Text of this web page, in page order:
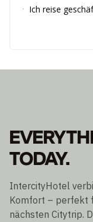
TODAY.
IntercityHotel
nächsten Citytrip.
Raumkonzepte
öffentlichen